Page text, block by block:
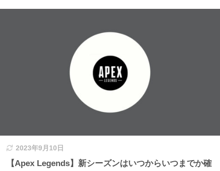
2023年9月10日
【Apex Legends】新シーズンはいつからいつまでか確